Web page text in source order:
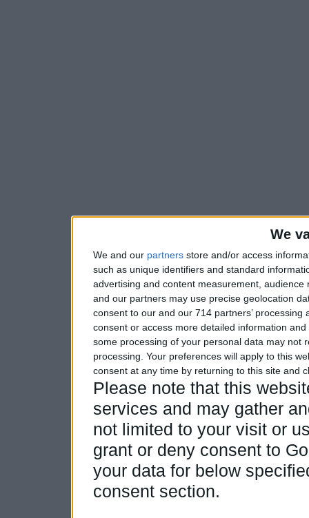
We
We and our partners store and/or access
such as unique identifiers and standard
advertising and content measurement,
and our partners may use precise geolocation
consent to our and our 714 partners’
consent or access more detailed information
some processing of your personal data may not
processing. Your preferences will apply to this
consent at any time by returning to this site and
Please note that this
services and may gather
not limited to your visit or
grant or deny consent to
your data for below
consent section.